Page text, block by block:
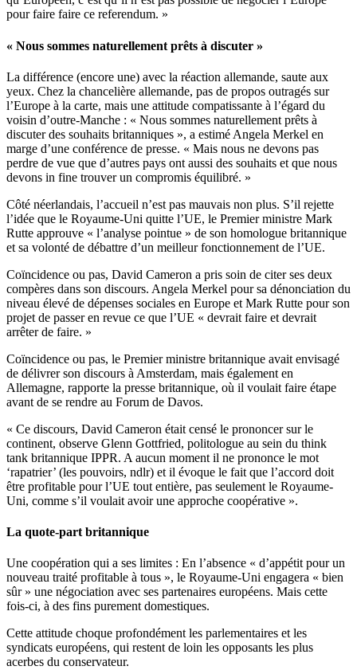
pour faire faire ce referendum. »
« Nous sommes naturellement prêts à discuter »
La différence (encore une) avec la réaction allemande, saute aux
yeux. Chez la chancelière allemande, pas de propos outragés sur
l’Europe à la carte, mais une attitude compatissante à l’égard du
voisin d’outre-Manche : « Nous sommes naturellement prêts à
discuter des souhaits britanniques », a estimé Angela Merkel en
marge d’une conférence de presse. « Mais nous ne devons pas
perdre de vue que d’autres pays ont aussi des souhaits et que nous
devons in fine trouver un compromis équilibré. »
Côté néerlandais, l’accueil n’est pas mauvais non plus. S’il rejette
l’idée que le Royaume-Uni quitte l’UE, le Premier ministre Mark
Rutte approuve « l’analyse pointue » de son homologue britannique
et sa volonté de débattre d’un meilleur fonctionnement de l’UE.
Coïncidence ou pas, David Cameron a pris soin de citer ses deux
compères dans son discours. Angela Merkel pour sa dénonciation du
niveau élevé de dépenses sociales en Europe et Mark Rutte pour son
projet de passer en revue ce que l’UE « devrait faire et devrait
arrêter de faire. »
Coïncidence ou pas, le Premier ministre britannique avait envisagé
de délivrer son discours à Amsterdam, mais également en
Allemagne, rapporte la presse britannique, où il voulait faire étape
avant de se rendre au Forum de Davos.
« Ce discours, David Cameron était censé le prononcer sur le
continent, observe Glenn Gottfried, politologue au sein du think
tank britannique IPPR. A aucun moment il ne prononce le mot
‘rapatrier’ (les pouvoirs, ndlr) et il évoque le fait que l’accord doit
être profitable pour l’UE tout entière, pas seulement le Royaume-
Uni, comme s’il voulait avoir une approche coopérative ».
La quote-part britannique
Une coopération qui a ses limites : En l’absence « d’appétit pour un
nouveau traité profitable à tous », le Royaume-Uni engagera « bien
sûr » une négociation avec ses partenaires européens. Mais cette
fois-ci, à des fins purement domestiques.
Cette attitude choque profondément les parlementaires et les
syndicats européens, qui restent de loin les opposants les plus
acerbes du conservateur.